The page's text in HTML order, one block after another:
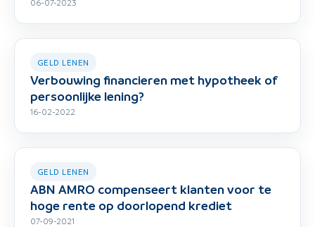
GELD LENEN
Verbouwing financieren met hypotheek of
persoonlijke lening?
16-02-2022
GELD LENEN
ABN AMRO compenseert klanten voor te
hoge rente op doorlopend krediet
07-09-2021